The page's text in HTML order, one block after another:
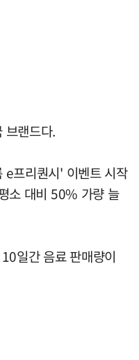
브랜드다.
e프리퀀시' 이벤트 시작
소 대비 50% 가량 늘
일간 음료 판매량이